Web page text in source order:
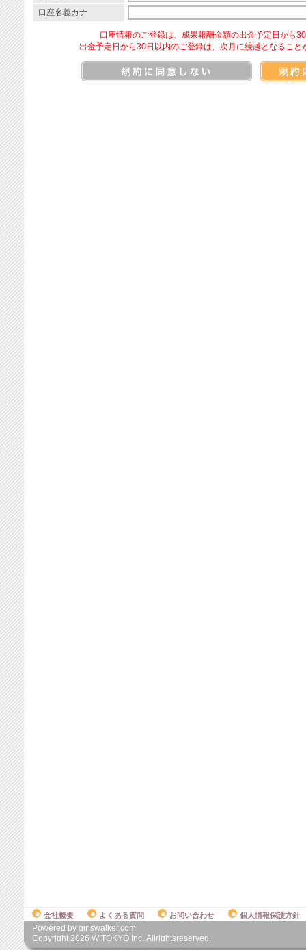
口座名義カナ
口座情報のご登録は、成果報酬金額の出金予定日から
出金予定日から30日以内のご登録は、次月に繰越となるこ
会社概要 よくある質問 お問い合わせ 個人情報保護方針
Powered by girlswalker.com
Copyright 2026 W TOKYO Inc. Allrightsreserved.